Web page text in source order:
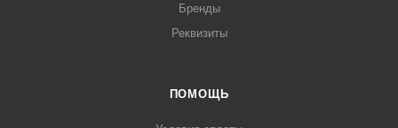
Бренды
Реквизиты
ПОМОЩЬ